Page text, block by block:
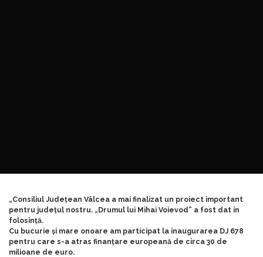
„Consiliul Județean Vâlcea a mai finalizat un proiect important
pentru județul nostru. „Drumul lui Mihai Voievod” a fost dat in
folosință.
Cu bucurie și mare onoare am participat la inaugurarea DJ 678
pentru care s-a atras finanțare europeană de circa 30 de
milioane de euro.